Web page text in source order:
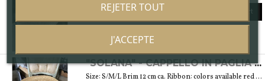
Add to cart
"SOLANA" - CAPPELLO IN PAGLIA NATURALE
Size: S/M/L Brim 12 cm ca. Ribbon: colors available red and brown
REJETER TOUT
J'ACCEPTE